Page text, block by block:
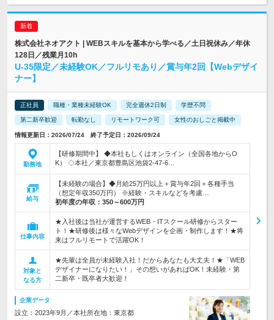
株式会社ネオアクト | WEBスキルを基本から学べる／土日祝休み／年休
128日／残業月10h
U-35限定／未経験OK／フルリモあり／賞与年2回【Webデザイ
ナー】
正社員 職種・業種未経験OK 完全週休2日制 学歴不問
第二新卒歓迎 転勤なし リモートワーク可 女性のおしごと掲載中
情報更新日：2026/07/24 終了予定日：2026/09/24
勤務地
【研修期間中】 ◆本社もしくはオンライン（全国各地からO
K） ◇本社／東京都豊島区池袋2-47-6…
給与
【未経験の場合】◆月給25万円以上＋賞与年2回＋各種手当
（想定年収350万円） ※経験・スキルなどを考慮…
初年度の年収： 350～600万円
仕事内容
★入社後は当社が運営するWEB・ITスクール研修からスター
ト！★研修後は様々なWebデザインを企画・制作します！★将
来はフルリモートで活躍OK！
対象と
なる方
★先輩は全員が未経験入社！だからあなたも大丈夫！★「WEB
デザイナーになりたい！」その想いがあればOK！未経験・第
二新卒・既卒者大歓迎！
企業データ
設立：2023年9月／本社所在地：東京都